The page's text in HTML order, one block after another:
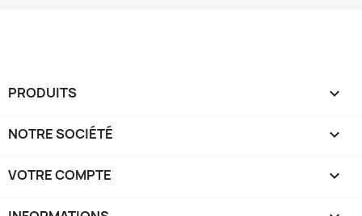
PRODUITS 
NOTRE SOCIÉTÉ 
VOTRE COMPTE 